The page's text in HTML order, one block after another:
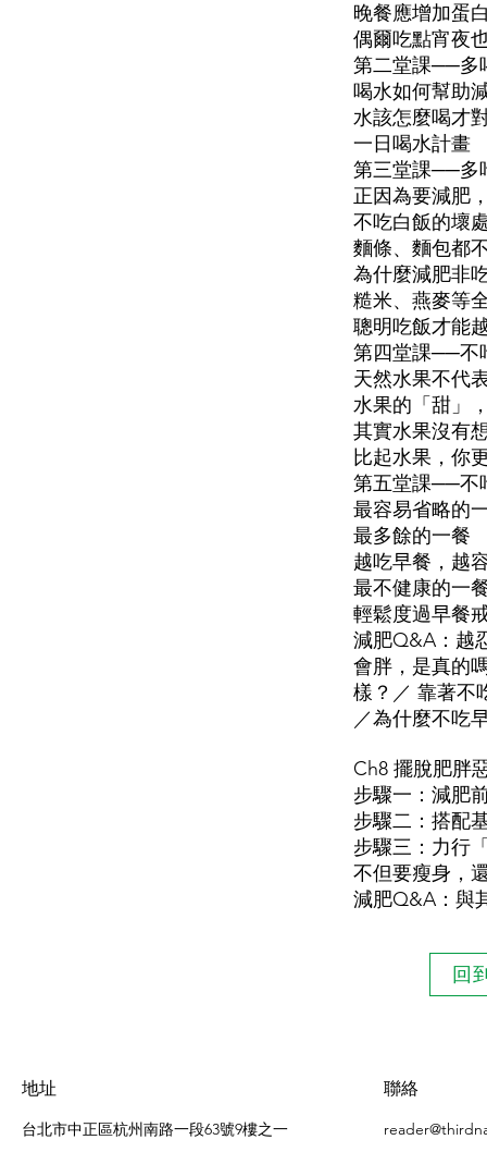
晚餐應增加蛋
偶爾吃點宵夜
第二堂課──多
喝水如何幫助
水該怎麼喝才
一日喝水計畫
第三堂課──多
正因為要減肥
不吃白飯的壞
麵條、麵包都
為什麼減肥非
糙米、燕麥等
聰明吃飯才能
第四堂課──不
天然水果不代
水果的「甜」
其實水果沒有
比起水果，你
第五堂課──不
最容易省略的
最多餘的一餐
越吃早餐，越
最不健康的一
輕鬆度過早餐
減肥Q&A：越
會胖，是真的
樣？／ 靠著不
／為什麼不吃
Ch8 擺脫肥胖
步驟一：減肥
步驟二：搭配
步驟三：力行
不但要瘦身，
減肥Q&A：與
回
地址
台北市中正區杭州南路一段63號9樓之一
聯絡